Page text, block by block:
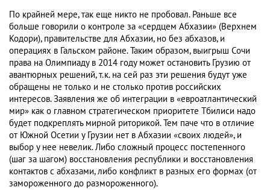
По крайней мере, так еще никто не пробовал. Раньше все
больше говорили о контроле за «сердцем Абхазии» (Верхнем
Кодори), правительстве для Абхазии, но без абхазов, и
операциях в Гальском районе. Таким образом, выигрыш Сочи
права на Олимпиаду в 2014 году может остановить Грузию от
авантюрных решений, т.к. на сей раз эти решения будут уже
обращены не только и не столько против российских
интересов. Заявления же об интеграции в «евроатлантический
мир» как о главном стратегическом приоритете Тбилиси надо
будет подкреплять мирной риторикой. Тем паче что в отличие
от Южной Осетии у Грузии нет в Абхазии «своих людей», и
выбор у нее невелик. Либо сложный процесс постепенного
(шаг за шагом) восстановления республики и восстановления
контактов с абхазами, либо конфликт в разных его формах (от
замороженного до размороженного).